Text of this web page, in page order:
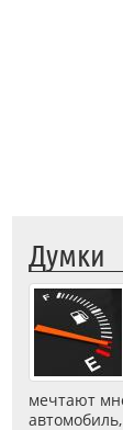
Думки
мечтают